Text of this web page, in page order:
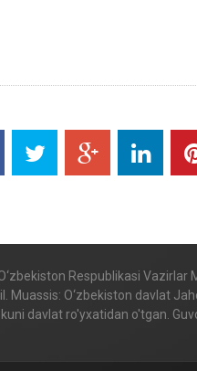
Respublikasi Vazirlar
O‘zbekiston davlat
davlat ro'yxatidan o'tgan.